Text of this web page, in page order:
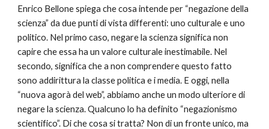
Enrico Bellone spiega che cosa intende per “negazione della
scienza” da due punti di vista differenti: uno culturale e uno
politico. Nel primo caso, negare la scienza significa non
capire che essa ha un valore culturale inestimabile. Nel
secondo, significa che a non comprendere questo fatto
sono addirittura la classe politica e i media. E oggi, nella
“nuova agorà del web”, abbiamo anche un modo ulteriore di
negare la scienza. Qualcuno lo ha definito “negazionismo
scientifico”. Di che cosa si tratta? Non di un fronte unico, ma